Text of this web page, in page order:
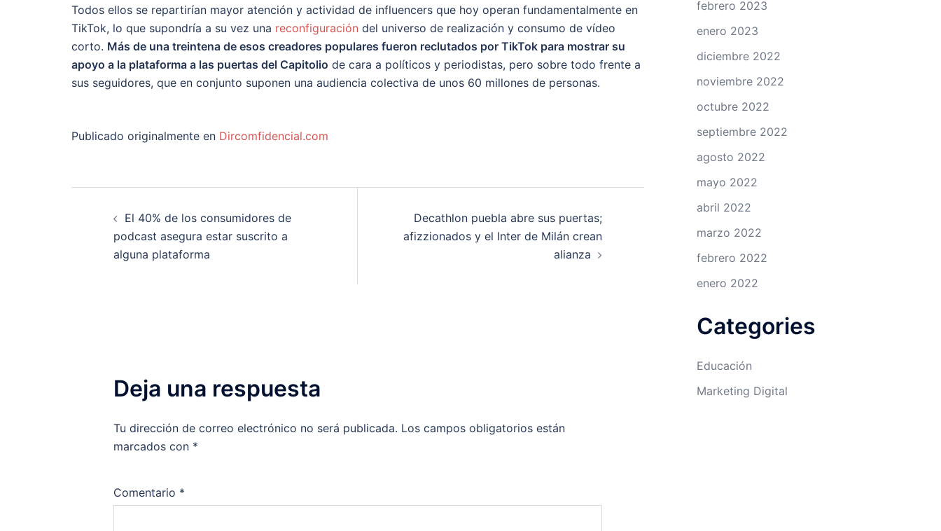
Todos ellos se repartirían mayor atención y actividad de influencers que hoy operan fundamentalmente en
TikTok, lo que supondría a su vez una reconfiguración del universo de realización y consumo de vídeo
corto. Más de una treintena de esos creadores populares fueron reclutados por TikTok para mostrar su
apoyo a la plataforma a las puertas del Capitolio de cara a políticos y periodistas, pero sobre todo frente a
sus seguidores, que en conjunto suponen una audiencia colectiva de unos 60 millones de personas.
Publicado originalmente en Dircomfidencial.com
entradas
El 40% de los consumidores de
podcast asegura estar suscrito a
alguna plataforma
Decathlon puebla abre sus puertas;
afizzionados y el Inter de Milán crean
alianza
Deja una respuesta
Tu dirección de correo electrónico no será publicada. Los campos obligatorios están
marcados con *
Comentario *
febrero 2023
enero 2023
diciembre 2022
noviembre 2022
octubre 2022
septiembre 2022
agosto 2022
mayo 2022
abril 2022
marzo 2022
febrero 2022
enero 2022
Categories
Educación
Marketing Digital